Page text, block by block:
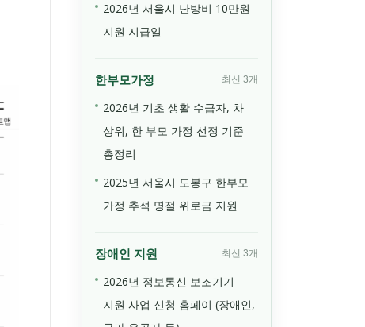
2026년 서울시 난방비 10만원
지원 지급일
한부모가정 최신 3개
2026년 기초 생활 수급자, 차
상위, 한 부모 가정 선정 기준
총정리
2025년 서울시 도봉구 한부모
가정 추석 명절 위로금 지원
장애인 지원 최신 3개
2026년 정보통신 보조기기
지원 사업 신청 홈페이 (장애인,